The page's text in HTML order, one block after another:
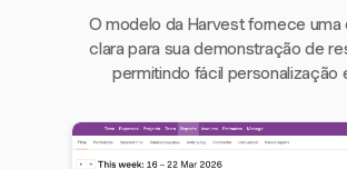
O modelo da Harvest fornece uma
clara para sua demonstração de
permitindo fácil personalização